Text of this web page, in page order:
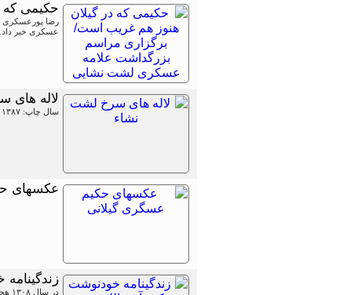
حکیمی
عسکری خبر داد. وی
لاله های
سال چاپ: ۱۳۸۷
عکسهای
در سال ۱۳۰۸ هجری شمسی در قریه‌ای از قراء بخش لشت نشاء به نام نوحدان، که در شمال رشت واقع است، چشم به دنیا گشودم.